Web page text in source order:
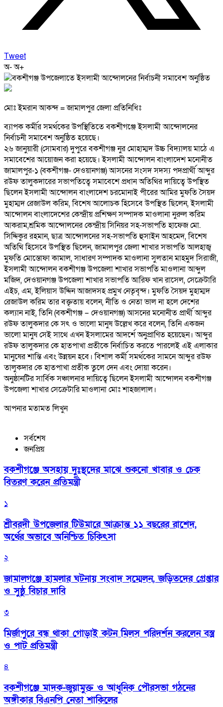
Tweet
অ-অ+
মোঃ ইমরান আকন্দ = জামালপুর জেলা প্রতিনিধিঃ
ব্যাপক কর্মীর সমর্থকের উপস্থিতিতে বকশীগঞ্জে ইসলামী আন্দোলনের
নির্বাচনী সমাবেশ অনুষ্ঠিত হয়েছে।
২৬ জানুয়ারী (সোমবার) দুপুরে বকশীগঞ্জ নুর মোহাম্মদ উচ্চ বিদ্যালয় মাঠে এ
সমাবেশের আয়োজন করা হয়েছে। ইসলামী আন্দোলন বাংলাদেশ মনোনীত
জামালপুর-১ (বকশীগঞ্জ- দেওয়ানগঞ্জ) আসনের সংসদ সদস্য পদপ্রার্থী আব্দুর
রউফ তালুকদারের সভাপতিত্বে সমাবেশে প্রধান অতিথির দায়িত্বে উপস্থিত
ছিলেন ইসলামী আন্দোলন বাংলাদেশ চরমোনাই পীরের আমির মুফতি সৈয়দ
মুহাম্মদ রেজাউল করিম, বিশেষ আলোচক হিসেবে উপস্থিত ছিলেন, ইসলামী
আন্দোলন বাংলাদেশের কেন্দ্রীয় প্রশিক্ষণ সম্পাদক মাওলানা নুরুল করিম
আকরাম,শ্রমিক আন্দোলনের কেন্দ্রীয় সিনিয়র সহ-সভাপতি হাফেজ মো.
সিদ্দিকুর রহমান, ছাত্র আন্দোলনের সহ-সভাপতি হুসাইন আহমেদ, বিশেষ
অতিথি হিসেবে উপস্থিত ছিলেন, জামালপুর জেলা শাখার সভাপতি আলহাজ্ব
মুফতি মোস্তোফা কামাল, সাধারণ সম্পাদক মাওলানা সুলতান মাহমুদ সিরাজী,
ইসলামী আন্দোলন বকশীগঞ্জ উপজেলা শাখার সভাপতি মাওলানা আব্দুল
মজিদ, দেওয়ানগঞ্জ উপজেলা শাখার সভাপতি আরিফ খান রাসেল, সেক্রেটারি
এইচ, এম, ইলিয়াস উদ্দিন আজাদসহ প্রমুখ নেতৃবৃন্দ। মুফতি সৈয়দ মুহাম্মদ
রেজাউল করিম তার বক্তৃতায় বলেন, নীতি ও নেতা ভাল না হলে দেশের
কল্যান নাই, তিনি (বকশীগঞ্জ – দেওয়ানগঞ্জ) আসনের মনোনীত প্রার্থী আব্দুর
রউফ তালুকদার কে সৎ ও ভালো মানুষ উল্লেখ করে বলেন, তিনি একজন
ভালো মানুষ সেই সাথে এখন ইসলামের আদর্শে অনুপ্রাণিত হয়েছেন। আব্দুর
রউফ তালুকদার কে হাতপাখা প্রতীকে নির্বাচিত করতে পারলেই এই এলাকার
মানুষের শান্তি এবং উন্নয়ন হবে। বিশাল কর্মী সমর্থকের সামনে আব্দুর রউফ
তালুকদার কে হাতপাখা প্রতীক তুলে দেন এবং দোয়া করেন।
অনুষ্ঠানটির সার্বিক সঞ্চালনার দায়িত্বে ছিলেন ইসলামী আন্দোলন বকশীগঞ্জ
উপজেলা শাখার সেক্রেটারি মাওলানা মোঃ শাহজালাল।
আপনার মতামত লিখুন
সর্বশেষ
জনপ্রিয়
বকশীগঞ্জে অসহায় দুঃস্থদের মাঝে শুকনো খাবার ও চেক
বিতরণ করেন প্রতিমন্ত্রী
১
শ্রীবরদী উপজেলার টিউমারে আক্রান্ত ১১ বছরের রাশেদ,
অর্থের অভাবে অনিশ্চিত চিকিৎসা
২
জামালগঞ্জে হামলার ঘটনায় সংবাদ সম্মেলন, জড়িতদের গ্রেপ্তার
ও সুষ্ঠু বিচার দাবি
৩
মির্জাপুরে বন্ধ থাকা গোড়াই কটন মিলস পরিদর্শন করলেন বস্ত্র
ও পাট প্রতিমন্ত্রী
৪
বকশীগঞ্জে মাদক-জুয়ামুক্ত ও আধুনিক পৌরসভা গঠনের
অঙ্গীকার বিএনপি নেতা শাকিলের